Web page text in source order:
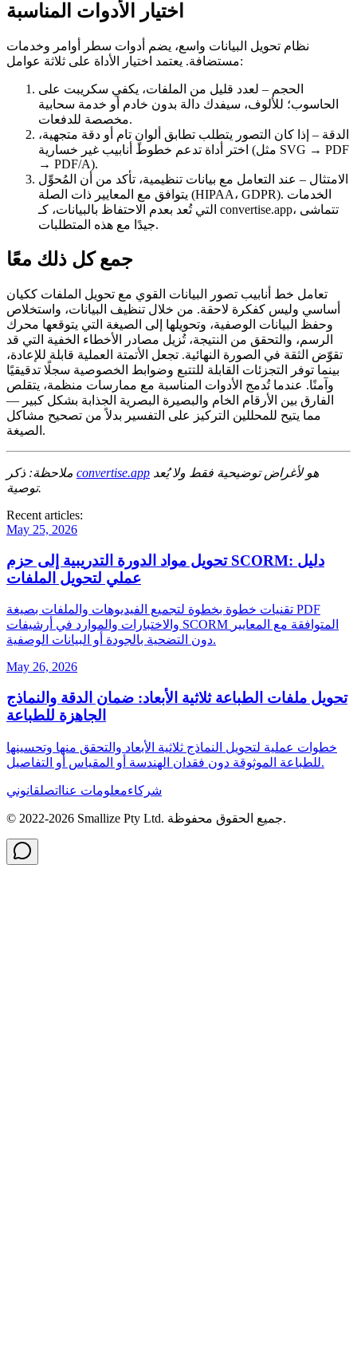
اختيار الأدوات المناسبة
نظام تحويل البيانات واسع، يضم أدوات سطر أوامر وخدمات
مستضافة. يعتمد اختيار الأداة على ثلاثة عوامل:
الحجم – لعدد قليل من الملفات، يكفي سكريبت على
الحاسوب؛ للألوف، سيفدك دالة بدون خادم أو خدمة سحابية
مخصصة للدفعات.
الدقة – إذا كان التصور يتطلب تطابق ألوانٍ تام أو دقة متجهية،
اختر أداة تدعم خطوط أنابيب غير خسارية (مثل SVG → PDF
→ PDF/A).
الامتثال – عند التعامل مع بيانات تنظيمية، تأكد من أن المُحوِّل
يتوافق مع المعايير ذات الصلة (HIPAA، GDPR). الخدمات
التي تُعد بعدم الاحتفاظ بالبيانات، كـ convertise.app، تتماشى
جيدًا مع هذه المتطلبات.
جمع كل ذلك معًا
تعامل خط أنابيب تصور البيانات القوي مع تحويل الملفات ككيان
أساسي وليس كفكرة لاحقة. من خلال تنظيف البيانات، واستخلاص
وحفظ البيانات الوصفية، وتحويلها إلى الصيغة التي يتوقعها محرك
الرسم، والتحقق من النتيجة، تُزيل مصادر الأخطاء الخفية التي قد
تقوّض الثقة في الصورة النهائية. تجعل الأتمتة العملية قابلة للإعادة،
بينما توفر التجزئات القابلة للتتبع وضوابط الخصوصية سجلًا تدقيقيًا
وآمنًا. عندما تُدمج الأدوات المناسبة مع ممارسات منظمة، يتقلص
الفارق بين الأرقام الخام والبصيرة البصرية الجذابة بشكل كبير —
مما يتيح للمحللين التركيز على التفسير بدلاً من تصحيح مشاكل
الصيغة.
convertise.app
توصية.
Recent articles:
May 25, 2026
تحويل مواد الدورة التدريبية إلى حزم SCORM: دليل
عملي لتحويل الملفات
تقنيات خطوة بخطوة لتجميع الفيديوهات والملفات بصيغة PDF
والاختبارات والموارد في أرشيفات SCORM المتوافقة مع المعايير
دون التضحية بالجودة أو البيانات الوصفية.
May 26, 2026
تحويل ملفات الطباعة ثلاثية الأبعاد: ضمان الدقة والنماذج
الجاهزة للطباعة
خطوات عملية لتحويل النماذج ثلاثية الأبعاد والتحقق منها وتحسينها
للطباعة الموثوقة دون فقدان الهندسة أو المقياس أو التفاصيل.
شركاءمعلومات عنا اتصلقانوني
© 2022-2026 Smallize Pty Ltd. جميع الحقوق محفوظة.